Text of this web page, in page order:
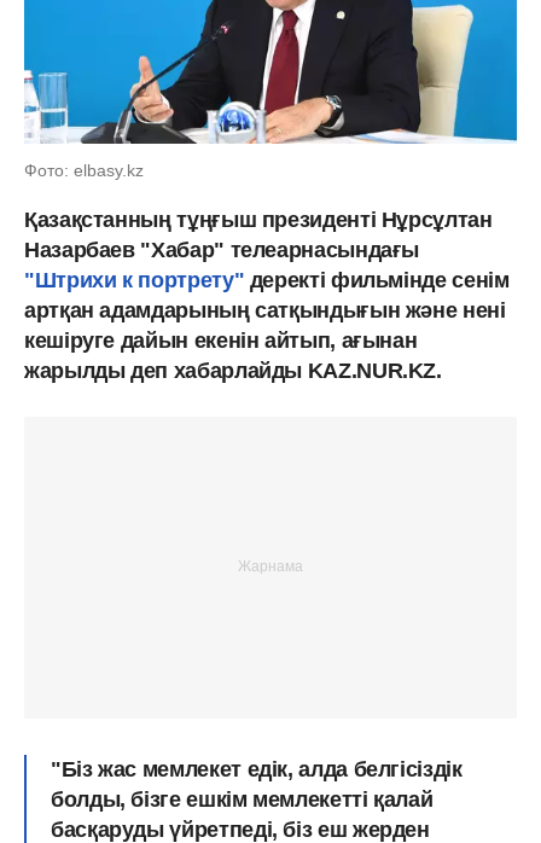
Фото: elbasy.kz
Қазақстанның тұңғыш президенті Нұрсұлтан
Назарбаев "Хабар" телеарнасындағы
"Штрихи к портрету" деректі фильмінде сенім
артқан адамдарының сатқындығын және нені
кешіруге дайын екенін айтып, ағынан
жарылды деп хабарлайды KAZ.NUR.KZ.
"Біз жас мемлекет едік, алда белгісіздік
болды, бізге ешкім мемлекетті қалай
басқаруды үйретпеді, біз еш жерден